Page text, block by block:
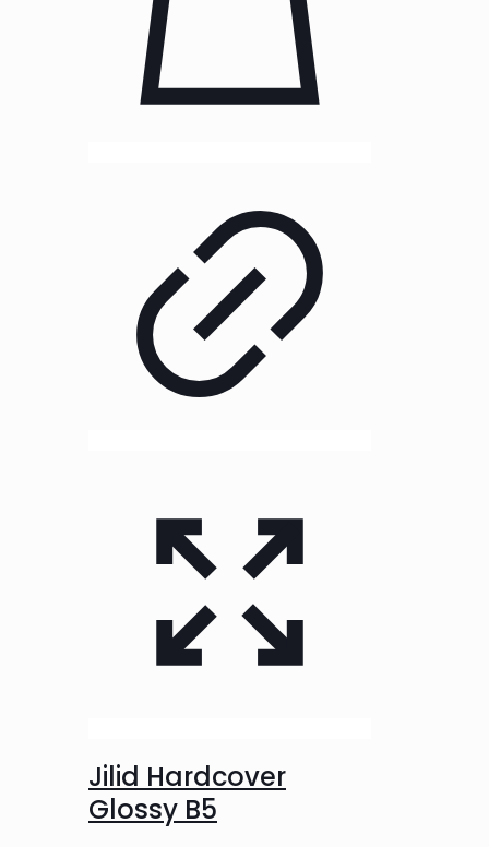
Jilid Hardcover
Glossy B5